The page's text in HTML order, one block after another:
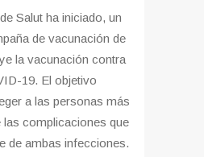
Salut ha iniciado, un
de vacunación de
la vacunación contra
19. El objetivo
a las personas más
las complicaciones que
de ambas infecciones.